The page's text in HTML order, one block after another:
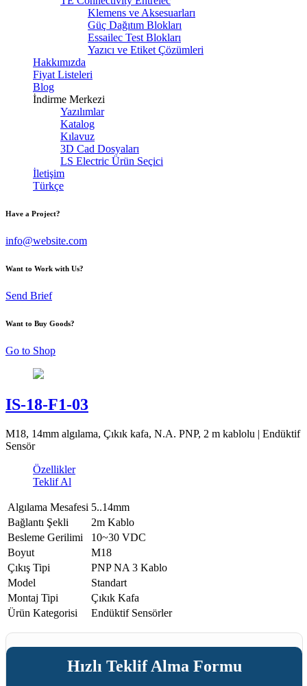
Klemens ve Aksesuarları
Güç Dağıtım Blokları
Essailec Test Blokları
Yazıcı ve Etiket Çözümleri
Hakkımızda
Fiyat Listeleri
Blog
İndirme Merkezi
Yazılımlar
Katalog
Kılavuz
3D Cad Dosyaları
LS Electric Ürün Seçici
İletişim
Türkçe
Have a Project?
info@website.com
Want to Work with Us?
Send Brief
Want to Buy Goods?
Go to Shop
IS-18-F1-03
M18, 14mm algılama, Çıkık kafa, N.A. PNP, 2 m kablolu | Endüktif
Sensör
Özellikler
Teklif Al
Algılama Mesafesi 5..14mm
Bağlantı Şekli
2m Kablo
Besleme Gerilimi
10~30 VDC
Boyut
M18
Çıkış Tipi
PNP NA 3 Kablo
Model
Standart
Montaj Tipi
Çıkık Kafa
Ürün Kategorisi
Endüktif Sensörler
Hızlı Teklif Alma Formu